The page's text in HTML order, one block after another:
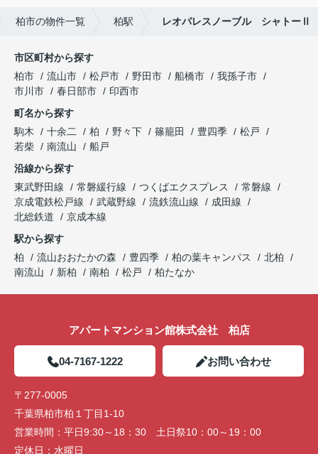
柏市の物件一覧 柏駅 レオパレスノーブル シャトーⅡ
市区町村から探す
柏市
流山市 松戸市 野田市 船橋市
我孫子市
市川市
春日部市
印西市
町名から探す
駒木
十余二 柏 野々下 篠籠田 豊四季
松戸
若柴
南流山
船戸
沿線から探す
東武野田線
常磐緩行線 つくばエクスプレス
常磐線
京成電鉄松戸線
武蔵野線 流鉄流山線
成田線
北総鉄道
京成本線
駅から探す
柏
流山おおたかの森 豊四季 柏の葉キャンパス
北柏
南流山
新柏 南柏 松戸 柏たなか
アパートマンション館株式会社 柏店
04-7167-1222 お問い合わせ
〒277-0005
千葉県柏市柏１丁目1-10
営業時間： 平日9:30～18：30 土日祭10：00～19：00
定休日： 水曜日